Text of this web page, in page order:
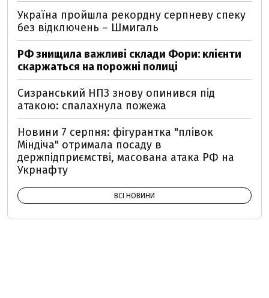
Україна пройшла рекордну серпневу спеку
без відключень – Шмигаль
РФ знищила важливі склади Фори: клієнти
скаржаться на порожні полиці
Сизранський НПЗ знову опинився під
атакою: спалахнула пожежа
Новини 7 серпня: фігурантка "плівок
Міндіча" отримала посаду в
держпідприємстві, масована атака РФ на
Укрнафту
ВСІ НОВИНИ